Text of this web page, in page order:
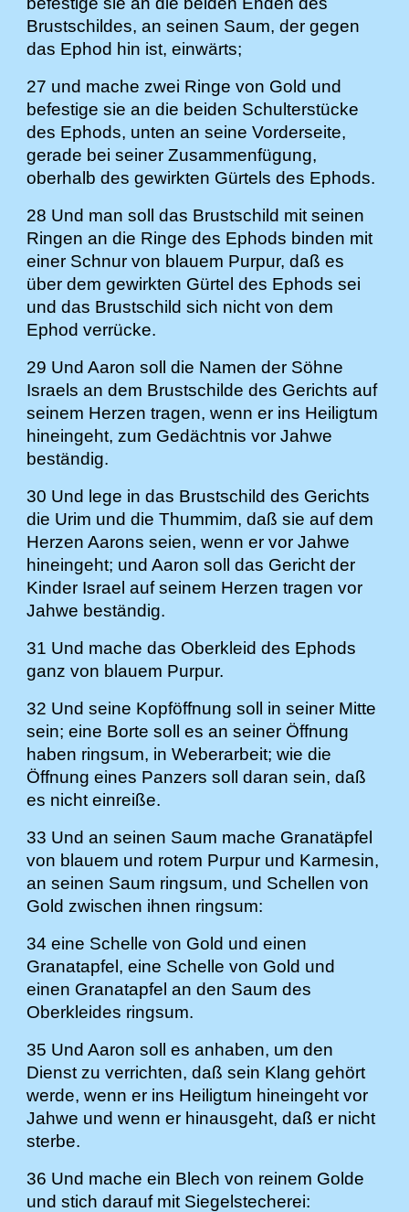
Brustschildes, an seinen Saum, der gegen
das Ephod hin ist, einwärts;
27 und mache zwei Ringe von Gold und
befestige sie an die beiden Schulterstücke
des Ephods, unten an seine Vorderseite,
gerade bei seiner Zusammenfügung,
oberhalb des gewirkten Gürtels des Ephods.
28 Und man soll das Brustschild mit seinen
Ringen an die Ringe des Ephods binden mit
einer Schnur von blauem Purpur, daß es
über dem gewirkten Gürtel des Ephods sei
und das Brustschild sich nicht von dem
Ephod verrücke.
29 Und Aaron soll die Namen der Söhne
Israels an dem Brustschilde des Gerichts auf
seinem Herzen tragen, wenn er ins Heiligtum
hineingeht, zum Gedächtnis vor Jahwe
beständig.
30 Und lege in das Brustschild des Gerichts
die Urim und die Thummim, daß sie auf dem
Herzen Aarons seien, wenn er vor Jahwe
hineingeht; und Aaron soll das Gericht der
Kinder Israel auf seinem Herzen tragen vor
Jahwe beständig.
31 Und mache das Oberkleid des Ephods
ganz von blauem Purpur.
32 Und seine Kopföffnung soll in seiner Mitte
sein; eine Borte soll es an seiner Öffnung
haben ringsum, in Weberarbeit; wie die
Öffnung eines Panzers soll daran sein, daß
es nicht einreiße.
33 Und an seinen Saum mache Granatäpfel
von blauem und rotem Purpur und Karmesin,
an seinen Saum ringsum, und Schellen von
Gold zwischen ihnen ringsum:
34 eine Schelle von Gold und einen
Granatapfel, eine Schelle von Gold und
einen Granatapfel an den Saum des
Oberkleides ringsum.
35 Und Aaron soll es anhaben, um den
Dienst zu verrichten, daß sein Klang gehört
werde, wenn er ins Heiligtum hineingeht vor
Jahwe und wenn er hinausgeht, daß er nicht
sterbe.
36 Und mache ein Blech von reinem Golde
und stich darauf mit Siegelstecherei: